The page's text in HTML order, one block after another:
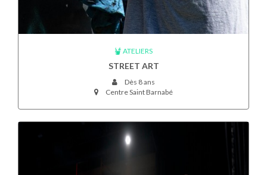
ATELIERS
STREET ART
Dès 8 ans
Centre Saint Barnabé